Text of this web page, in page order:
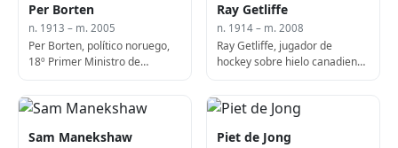
Per Borten
n. 1913 – m. 2005
Per Borten, político noruego,
18º Primer Ministro de
Ray Getliffe
n. 1914 – m. 2008
Ray Getliffe, jugador de
hockey sobre hielo canadiense
Sam Manekshaw Piet de Jong